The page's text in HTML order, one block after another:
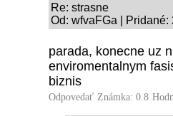
Re: strasne
Od: wfvaFGa | Pridané:
parada, konecne uz
enviromentalnym
biznis
Odpovedať Známka: 0.8